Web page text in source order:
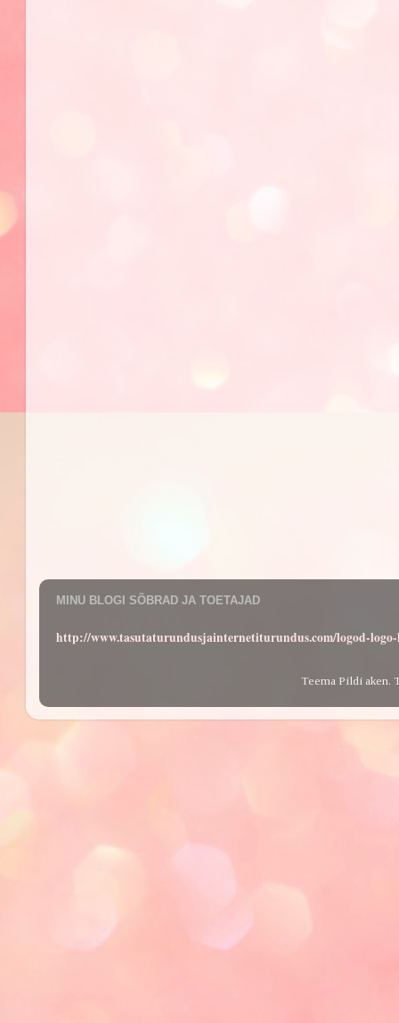
MINU BLOGI SÕBRAD JA TOETAJAD
http://www.tasutaturundusjainternetiturundus.com/logod-
Teema Pildi aken.